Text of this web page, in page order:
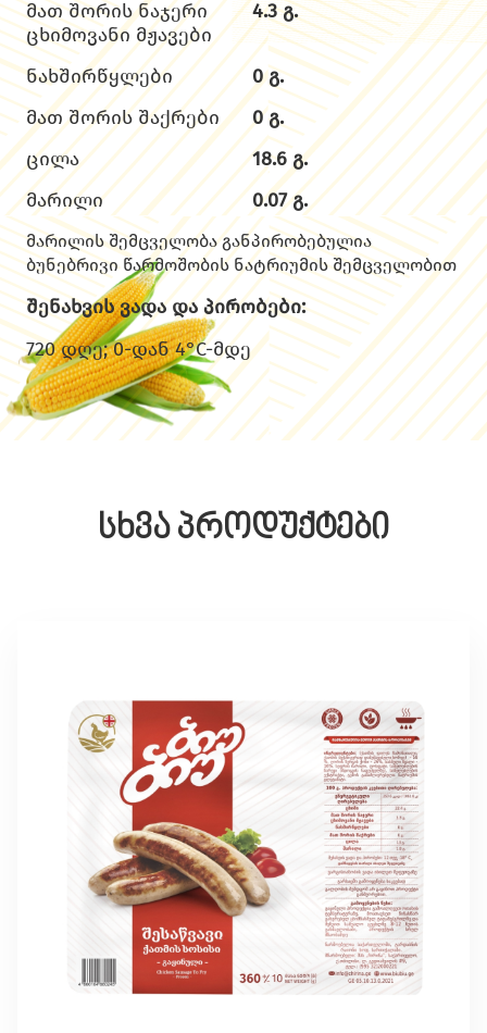
მათ შორის ნაჯერი
ცხიმოვანი მჟავები
4.3 გ.
ნახშირწყლები
0 გ.
მათ შორის შაქრები
0 გ.
ცილა
18.6 გ.
მარილი
0.07 გ.
მარილის შემცველობა განპირობებულია
ბუნებრივი წარმოშობის ნატრიუმის შემცველობით
შენახვის ვადა და პირობები:
720 დღე; 0-დან 4°C-მდე
სხვა პროდუქტები